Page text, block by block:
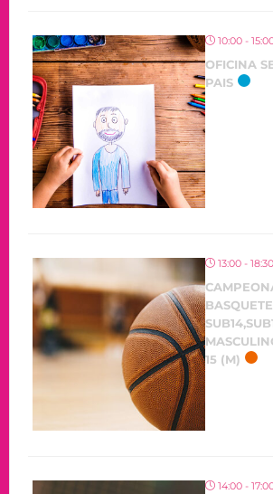
10:00 -
OFICINA
PAIS
13:00 - 18:30
15 (M)
14:00 -